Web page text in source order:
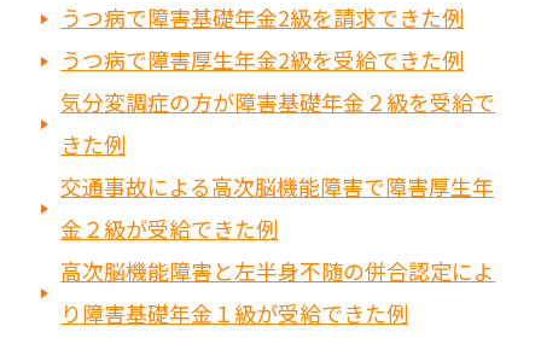
うつ病で障害基礎年金2級を請求できた例
うつ病で障害厚生年金2級を受給できた例
気分変調症の方が障害基礎年金２級を受給で
きた例
交通事故による高次脳機能障害で障害厚生年
金２級が受給できた例
高次脳機能障害と左半身不随の併合認定によ
り障害基礎年金１級が受給できた例